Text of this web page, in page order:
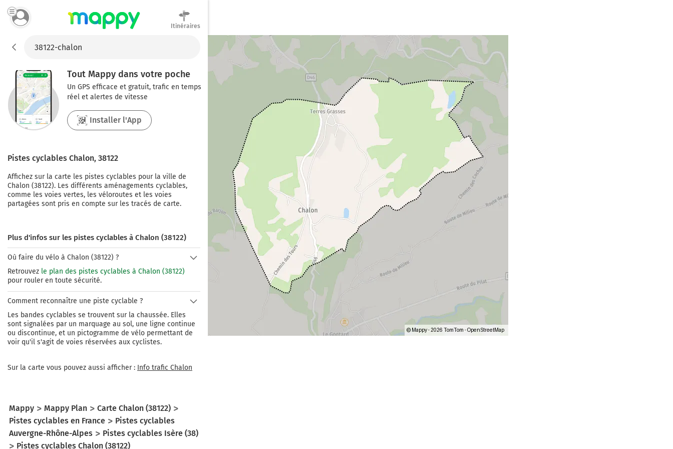
Itinéraires
Tout Mappy dans votre poche
Un GPS efficace et gratuit, trafic en temps
réel et alertes de vitesse
Installer l'App
Pistes cyclables Chalon, 38122
Affichez sur la carte les pistes cyclables pour la ville de
Chalon (38122). Les différents aménagements cyclables,
comme les voies vertes, les véloroutes et les voies
partagées sont pris en compte sur les tracés de carte.
Plus d'infos sur les pistes cyclables à Chalon (38122)
Où faire du vélo à Chalon (38122) ?
Retrouvez le plan des pistes cyclables à Chalon (38122)
pour rouler en toute sécurité.
Comment reconnaître une piste cyclable ?
Les bandes cyclables se trouvent sur la chaussée. Elles
sont signalées par un marquage au sol, une ligne continue
ou discontinue, et un pictogramme de vélo permettant de
voir qu'il s'agit de voies réservées aux cyclistes.
Sur la carte vous pouvez aussi afficher : Info trafic Chalon
Mappy Mappy Plan
Carte Chalon (38122)
Pistes cyclables en France
Pistes cyclables
Auvergne-Rhône-Alpes
Pistes cyclables Isère (38)
Pistes cyclables Chalon (38122)